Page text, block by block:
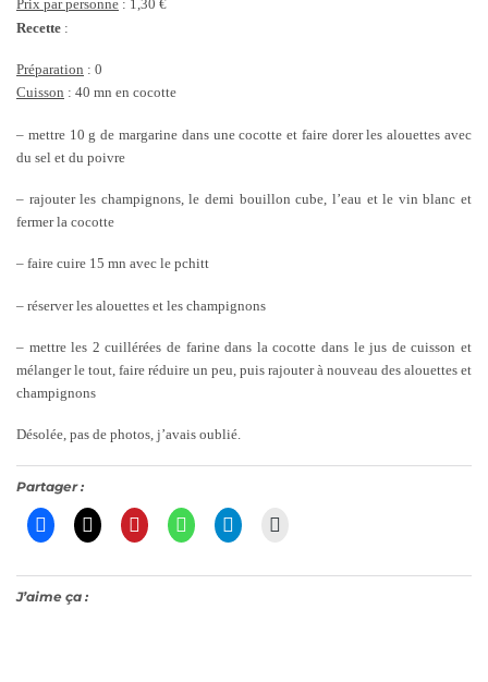
Prix par personne : 1,30 €
Recette :
Préparation : 0
Cuisson : 40 mn en cocotte
– mettre 10 g de margarine dans une cocotte et faire dorer les alouettes avec
du sel et du poivre
– rajouter les champignons, le demi bouillon cube, l’eau et le vin blanc et
fermer la cocotte
– faire cuire 15 mn avec le pchitt
– réserver les alouettes et les champignons
– mettre les 2 cuillérées de farine dans la cocotte dans le jus de cuisson et
mélanger le tout, faire réduire un peu, puis rajouter à nouveau des alouettes et
champignons
Désolée, pas de photos, j’avais oublié.
Partager :
J’aime ça :